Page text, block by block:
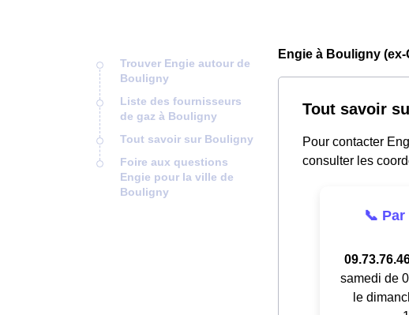
Trouver Engie autour de
Bouligny
Liste des fournisseurs
de gaz à Bouligny
Tout savoir sur Bouligny
Foire aux questions
Engie pour la ville de
Bouligny
Engie à Bouligny (ex-
Tout savoir
Pour contacter
consulter les
📞
samedi de
le